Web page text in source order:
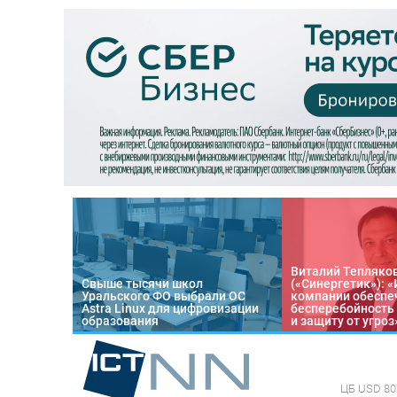
Свыше тысячи школ
Уральского ФО выбрали ОС
Astra Linux для цифровизации
образования
Виталий
(«Синергетик»):
компании
и защиту от
ЦБ USD